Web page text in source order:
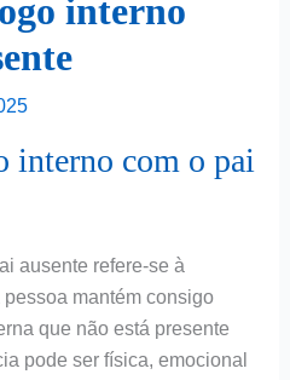
interno
interno com o pai
ausente refere-se à
mantém consigo
que não está presente
pode ser física, emocional